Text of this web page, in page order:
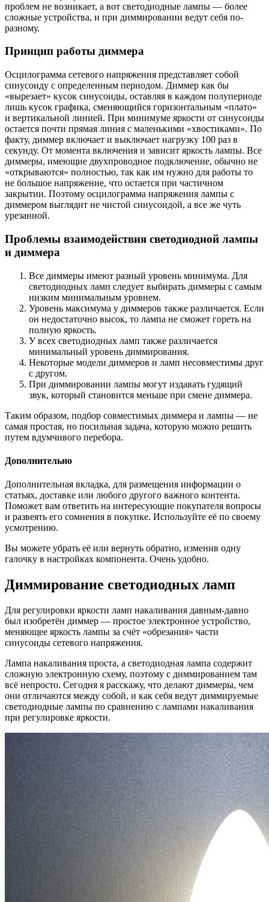
проблем не возникает, а вот светодиодные лампы — более
сложные устройства, и при диммировании ведут себя по-
разному.
Принцип работы диммера
Осцилограмма сетевого напряжения представляет собой
синусоиду с определенным периодом. Диммер как бы
«вырезает» кусок синусоиды, оставляя в каждом полупериоде
лишь кусок графика, сменяющийся горизонтальным «плато»
и вертикальной линией. При минимуме яркости от синусоиды
остается почти прямая линия с маленькими «хвостиками». По
факту, диммер включает и выключает нагрузку 100 раз в
секунду. От момента включения и зависит яркость лампы. Все
диммеры, имеющие двухпроводное подключение, обычно не
«открываются» полностью, так как им нужно для работы то
не большое напряжение, что остается при частичном
закрытии. Поэтому осцилограмма напряжения лампы с
диммером выглядит не чистой синусоидой, а все же чуть
урезанной.
Проблемы взаимодействия светодиодной лампы
и диммера
Все диммеры имеют разный уровень минимума. Для
светодиодных ламп следует выбирать диммеры с самым
низким минимальным уровнем.
Уровень максимума у диммеров также различается. Если
он недостаточно высок, то лампа не сможет гореть на
полную яркость.
У всех светодиодных ламп также различается
минимальный уровень диммирования.
Некоторые модели диммеров и ламп несовместимы друг
с другом.
При диммировании лампы могут издавать гудящий
звук, который становится меньше при смене диммера.
Таким образом, подбор совместимых диммера и лампы — не
самая простая, но посильная задача, которую можно решить
путем вдумчивого перебора.
Дополнительно
Дополнительная вкладка, для размещения информации о
статьях, доставке или любого другого важного контента.
Поможет вам ответить на интересующие покупателя вопросы
и развеять его сомнения в покупке. Используйте её по своему
усмотрению.
Вы можете убрать её или вернуть обратно, изменив одну
галочку в настройках компонента. Очень удобно.
Диммирование светодиодных ламп
Для регулировки яркости ламп накаливания давным-давно
был изобретён диммер — простое электронное устройство,
меняющее яркость лампы за счёт «обрезания» части
синусоиды сетевого напряжения.
Лампа накаливания проста, а светодиодная лампа содержит
сложную электронную схему, поэтому с диммированием там
всё непросто. Сегодня я расскажу, что делают диммеры, чем
они отличаются между собой, и как себя ведут диммируемые
светодиодные лампы по сравнению с лампами накаливания
при регулировке яркости.